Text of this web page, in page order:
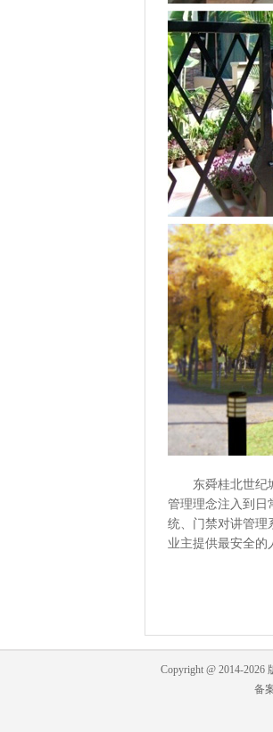
东舜桂北世纪城
管理理念注入到日
统、门禁对讲管理
业主提供最安全的
Copyright @ 2014-2026
备